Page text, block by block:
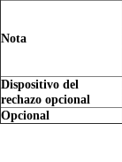
Nota
Dispositivo del
rechazo opcional
Opcional